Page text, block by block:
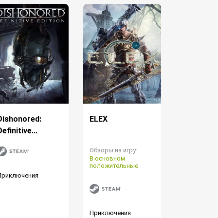
ELEX
Обзоры на игру:
В основном
положительные
Приключения